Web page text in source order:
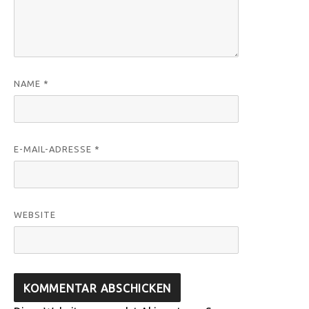
NAME *
E-MAIL-ADRESSE *
WEBSITE